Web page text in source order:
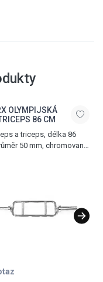
OLYMPIJSKÁ
86 CM
a triceps, délka 86
50 mm, chromovaná